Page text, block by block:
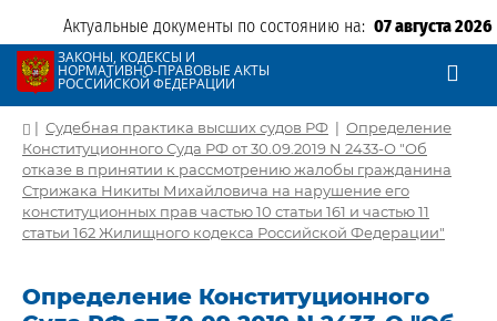
Актуальные документы по состоянию на: 07 августа 2026
ЗАКОНЫ, КОДЕКСЫ И
НОРМАТИВНО-ПРАВОВЫЕ АКТЫ
РОССИЙСКОЙ ФЕДЕРАЦИИ
| Судебная практика высших судов РФ | Определение
Конституционного Суда РФ от 30.09.2019 N 2433-О "Об
отказе в принятии к рассмотрению жалобы гражданина
Стрижака Никиты Михайловича на нарушение его
конституционных прав частью 10 статьи 161 и частью 11
статьи 162 Жилищного кодекса Российской Федерации"
Определение Конституционного